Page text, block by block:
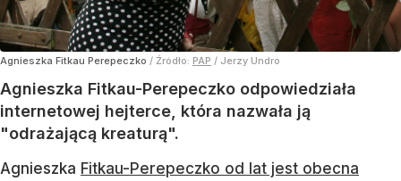
Agnieszka Fitkau Perepeczko / Źródło: PAP / Jerzy Undro
Agnieszka Fitkau-Perepeczko odpowiedziała
internetowej hejterce, która nazwała ją
"odrażającą kreaturą".
Agnieszka Fitkau-Perepeczko od lat jest obecna